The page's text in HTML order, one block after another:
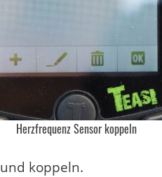
Herzfrequenz Sensor koppeln
und koppeln.